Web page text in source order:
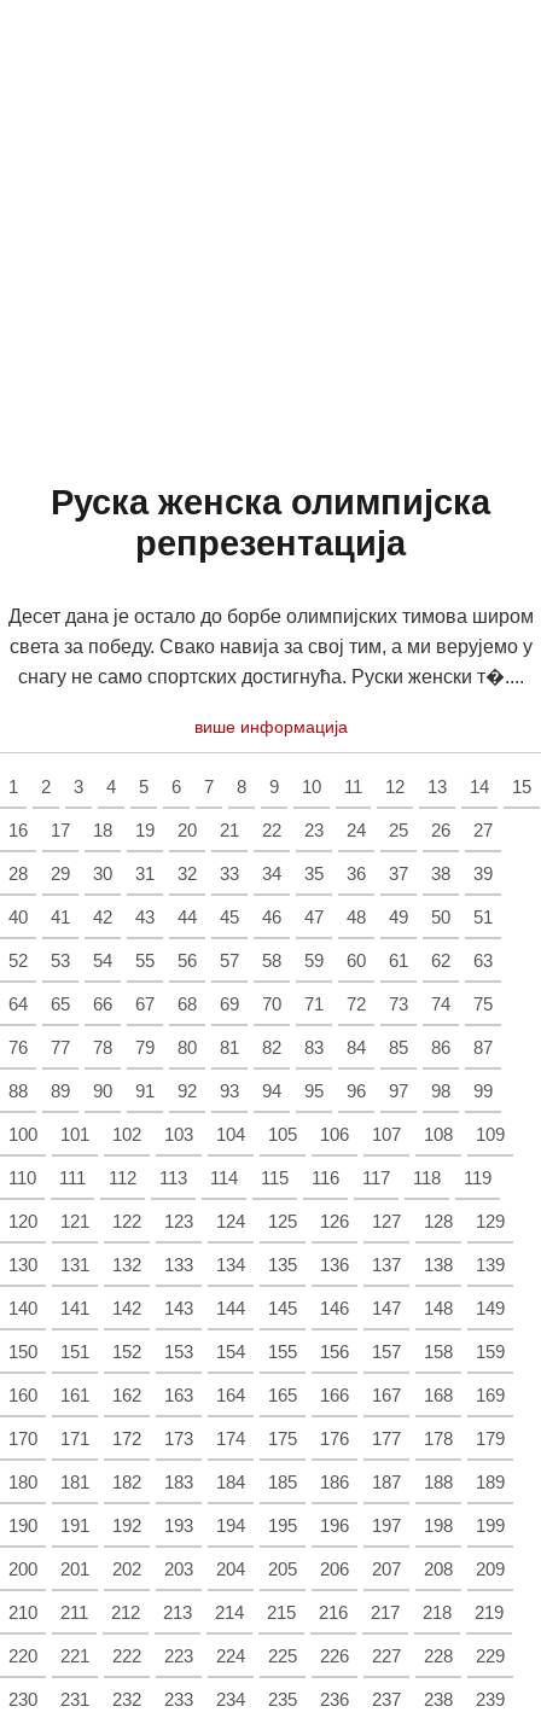
Руска женска олимпијска
репрезентација
Десет дана је остало до борбе олимпијских тимова широм
света за победу. Свако навија за свој тим, а ми верујемо у
снагу не само спортских достигнућа. Руски женски т�....
више информација
1 2 3 4 5 6 7 8 9 10 11 12 13 14 15
16 17 18 19 20 21 22 23 24 25 26 27
28 29 30 31 32 33 34 35 36 37 38 39
40 41 42 43 44 45 46 47 48 49 50 51
52 53 54 55 56 57 58 59 60 61 62 63
64 65 66 67 68 69 70 71 72 73 74 75
76 77 78 79 80 81 82 83 84 85 86 87
88 89 90 91 92 93 94 95 96 97 98 99
100 101 102 103 104 105 106 107 108 109
110 111 112 113 114 115 116 117 118 119
120 121 122 123 124 125 126 127 128 129
130 131 132 133 134 135 136 137 138 139
140 141 142 143 144 145 146 147 148 149
150 151 152 153 154 155 156 157 158 159
160 161 162 163 164 165 166 167 168 169
170 171 172 173 174 175 176 177 178 179
180 181 182 183 184 185 186 187 188 189
190 191 192 193 194 195 196 197 198 199
200 201 202 203 204 205 206 207 208 209
210 211 212 213 214 215 216 217 218 219
220 221 222 223 224 225 226 227 228 229
230 231 232 233 234 235 236 237 238 239